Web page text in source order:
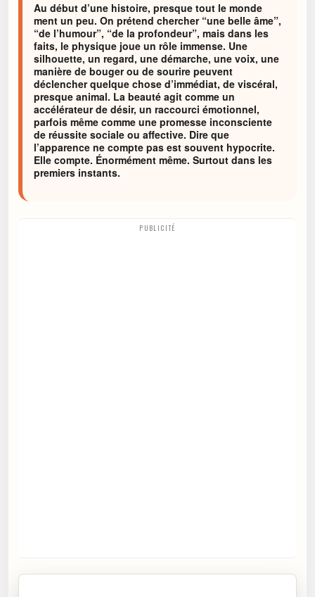
Au début d’une histoire, presque tout le monde
ment un peu. On prétend chercher “une belle âme”,
“de l’humour”, “de la profondeur”, mais dans les
faits, le physique joue un rôle immense. Une
silhouette, un regard, une démarche, une voix, une
manière de bouger ou de sourire peuvent
déclencher quelque chose d’immédiat, de viscéral,
presque animal. La beauté agit comme un
accélérateur de désir, un raccourci émotionnel,
parfois même comme une promesse inconsciente
de réussite sociale ou affective. Dire que
l’apparence ne compte pas est souvent hypocrite.
Elle compte. Énormément même. Surtout dans les
premiers instants.
PUBLICITÉ